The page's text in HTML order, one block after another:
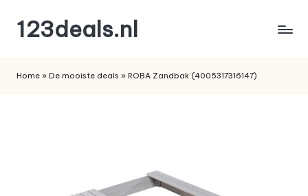
de
inhoud
123deals.nl
deals
Home » De mooiste deals » ROBA Zandbak (4005317316147)